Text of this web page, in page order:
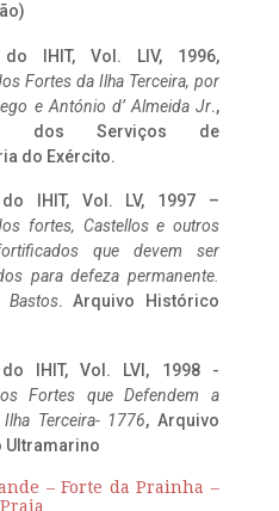
do IHIT, Vol. LIV, 1996,
Fortes da Ilha Terceira, por
e António d’ Almeida Jr.,
dos Serviços de
do Exército.
IHIT, Vol. LV, 1997 –
fortes, Castellos e outros
que devem ser
para defeza permanente.
Bastos. Arquivo Histórico
IHIT, Vol. LVI, 1998 -
Fortes que Defendem a
Terceira- 1776, Arquivo
Ultramarino
– Forte da Prainha –